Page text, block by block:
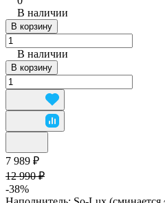
В наличии
В корзину
В наличии
В корзину
7 989 ₽
12 990 ₽
-38%